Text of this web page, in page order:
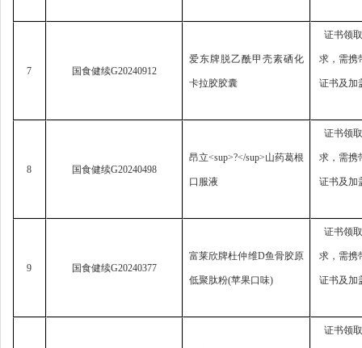
7 国食健续G20240912
爱东牌脱乙酰甲壳素硒化
卡拉胶胶囊
证书领
求， 需携
证书及加
8 国食健续G20240498
昂立<sup>?</sup>山药葛根
口服液
证书领
求， 需携
证书及加
9 国食健续G20240377
富莱欣牌杜仲维D鱼骨胶原
低聚肽粉(苹果口味)
证书领
求， 需携
证书及加
证书领